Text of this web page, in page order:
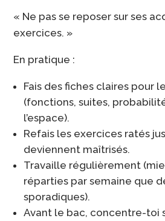
« Ne pas se reposer sur ses
exercices. »
En pratique :
Fais des fiches claires pour
(fonctions, suites,
l’espace).
Refais les exercices ratés
deviennent maîtrisés.
Travaille régulièrement
réparties par semaine que
sporadiques).
Avant le bac, concentre-toi